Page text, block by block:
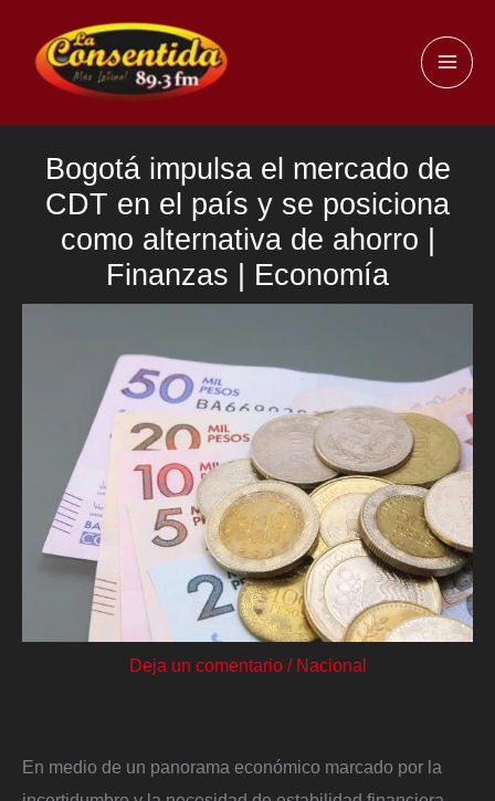
contenido
Bogotá impulsa el mercado de
CDT en el país y se posiciona
como alternativa de ahorro |
Finanzas | Economía
Deja un comentario / Nacional
En medio de un panorama económico marcado por la